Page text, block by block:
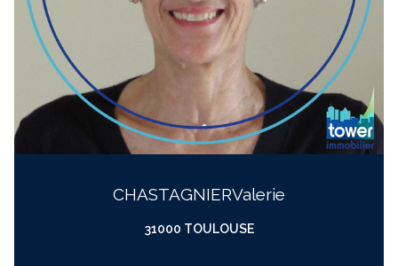
CHASTAGNIER valerie
31000 TOULOUSE